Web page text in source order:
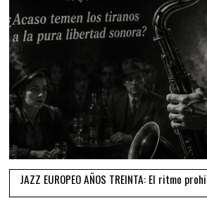
JAZZ EUROPEO AÑOS TREINTA: El ritmo